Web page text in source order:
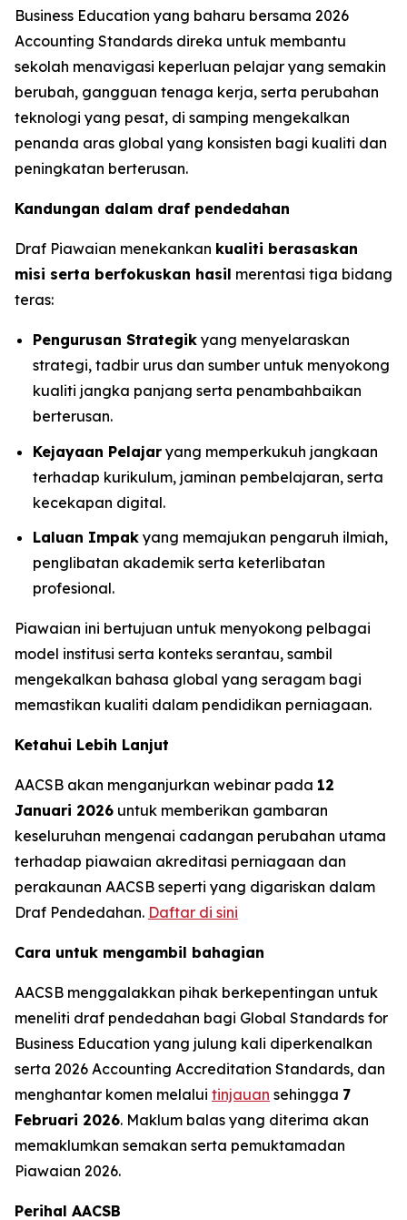
Business Education yang baharu bersama 2026
Accounting Standards direka untuk membantu
sekolah menavigasi keperluan pelajar yang semakin
berubah, gangguan tenaga kerja, serta perubahan
teknologi yang pesat, di samping mengekalkan
penanda aras global yang konsisten bagi kualiti dan
peningkatan berterusan.
Kandungan dalam draf pendedahan
Draf Piawaian menekankan kualiti berasaskan
misi serta berfokuskan hasil merentasi tiga bidang
teras:
Pengurusan Strategik yang menyelaraskan
strategi, tadbir urus dan sumber untuk menyokong
kualiti jangka panjang serta penambahbaikan
berterusan.
Kejayaan Pelajar yang memperkukuh jangkaan
terhadap kurikulum, jaminan pembelajaran, serta
kecekapan digital.
Laluan Impak yang memajukan pengaruh ilmiah,
penglibatan akademik serta keterlibatan
profesional.
Piawaian ini bertujuan untuk menyokong pelbagai
model institusi serta konteks serantau, sambil
mengekalkan bahasa global yang seragam bagi
memastikan kualiti dalam pendidikan perniagaan.
Ketahui Lebih Lanjut
AACSB akan menganjurkan webinar pada 12
Januari 2026 untuk memberikan gambaran
keseluruhan mengenai cadangan perubahan utama
terhadap piawaian akreditasi perniagaan dan
perakaunan AACSB seperti yang digariskan dalam
Draf Pendedahan. Daftar di sini
Cara untuk mengambil bahagian
AACSB menggalakkan pihak berkepentingan untuk
meneliti draf pendedahan bagi Global Standards for
Business Education yang julung kali diperkenalkan
serta 2026 Accounting Accreditation Standards, dan
menghantar komen melalui tinjauan sehingga 7
Februari 2026. Maklum balas yang diterima akan
memaklumkan semakan serta pemuktamadan
Piawaian 2026.
Perihal AACSB